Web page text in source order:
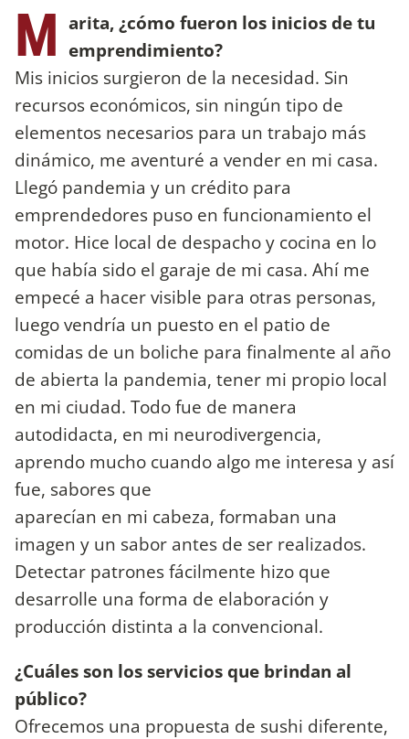
M arita, ¿cómo fueron los inicios de tu
emprendimiento?
Mis inicios surgieron de la necesidad. Sin
recursos económicos, sin ningún tipo de
elementos necesarios para un trabajo más
dinámico, me aventuré a vender en mi casa.
Llegó pandemia y un crédito para
emprendedores puso en funcionamiento el
motor. Hice local de despacho y cocina en lo
que había sido el garaje de mi casa. Ahí me
empecé a hacer visible para otras personas,
luego vendría un puesto en el patio de
comidas de un boliche para finalmente al año
de abierta la pandemia, tener mi propio local
en mi ciudad. Todo fue de manera
autodidacta, en mi neurodivergencia,
aprendo mucho cuando algo me interesa y así
fue, sabores que
aparecían en mi cabeza, formaban una
imagen y un sabor antes de ser realizados.
Detectar patrones fácilmente hizo que
desarrolle una forma de elaboración y
producción distinta a la convencional.
¿Cuáles son los servicios que brindan al
público?
Ofrecemos una propuesta de sushi diferente,